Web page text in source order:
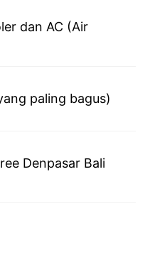
dan AC (Air
paling bagus)
Denpasar Bali